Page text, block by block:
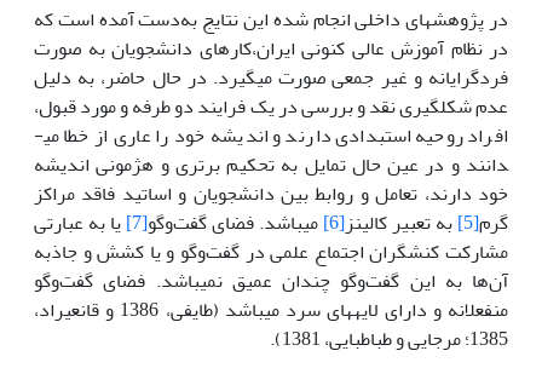
در پژوهش­های داخلی انجام شده این نتایج به‌دست آمده است که
در نظام آموزش عالی کنونی ایران،کارهای دانشجویان به صورت
فرد­گرایانه و غیر جمعی صورت می­گیرد. در حال حاضر، به­ دلیل
عدم شکل­گیری نقد و بررسی در یک فرایند دو طرفه و مورد قبول،
افراد روحیه استبدادی دارند و اندیشه خود را عاری از خطا می­
دانند و در عین حال تمایل به تحکیم برتری و هژمونی اندیشه
خود دارند، تعامل و روابط بین دانشجویان و اساتید فاقد مراکز
گرم[5] به تعبیر کالینز[6] می­باشد. فضای گفت‌وگو[7] یا به عبارتی
مشارکت کنشگران اجتماع علمی در گفت‌وگو و یا کشش و جاذبه
آن‌ها به این گفت‌وگو چندان عمیق نمی­باشد. فضای گفت‌وگو
منفعلانه و دارای لایه­های سرد می­باشد (طایفی، 1386 و­ قانعی­راد،
1385؛ مرجایی و طباطبایی، 1381).